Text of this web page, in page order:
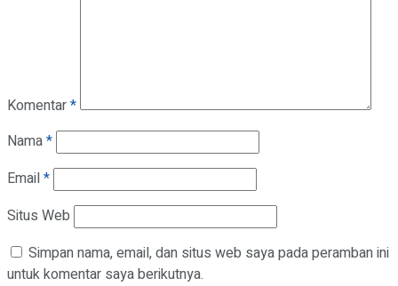
Komentar*
Nama*
Email*
Situs Web
Simpan nama, email, dan situs web saya pada peramban ini
untuk komentar saya berikutnya.